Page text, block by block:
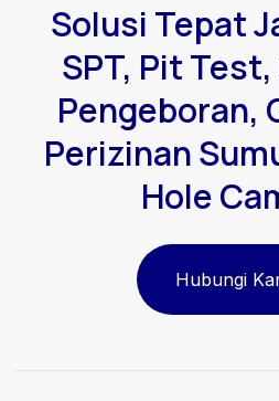
Solusi Tepat
SPT, Pit
Pengeboran,
Perizinan
Hole
Hubungi